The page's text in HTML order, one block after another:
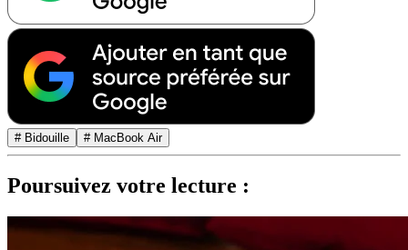
# Bidouille # MacBook Air
Poursuivez votre lecture :